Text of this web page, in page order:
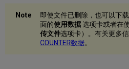
即使文件已删除，也可以下
面的使用数据选项卡或者在
传文件选项卡）。有关更多
COUNTER数据。